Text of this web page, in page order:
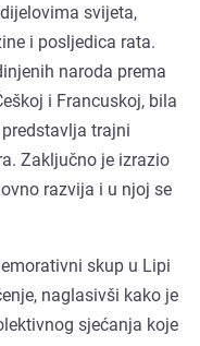
svijeta,
i posljedica rata.
naroda prema
i Francuskoj, bila
trajni
Zaključno je izrazio
razvija i u njoj se
skup u Lipi
naglasivši kako je
sjećanja koje